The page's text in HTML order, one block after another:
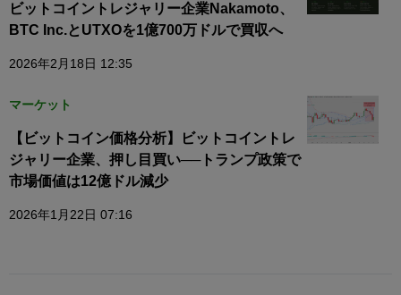
ビットコイントレジャリー企業Nakamoto、
BTC Inc.とUTXOを1億700万ドルで買収へ
2026年2月18日 12:35
マーケット
【ビットコイン価格分析】ビットコイントレ
ジャリー企業、押し目買い──トランプ政策で
市場価値は12億ドル減少
2026年1月22日 07:16